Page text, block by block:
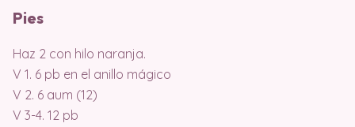
Pies
Haz 2 con hilo naranja.
V 1. 6 pb en el anillo mágico
V 2. 6 aum (12)
V 3-4. 12 pb